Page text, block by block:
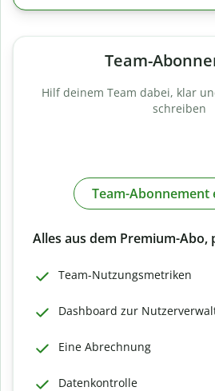
Team-
Hilf deinem Team dabei, klar
schreiben
Team-Abonnement
Alles aus dem Premium-Abo,
Team-Nutzungsmetriken
Dashboard zur
Eine Abrechnung
Datenkontrolle